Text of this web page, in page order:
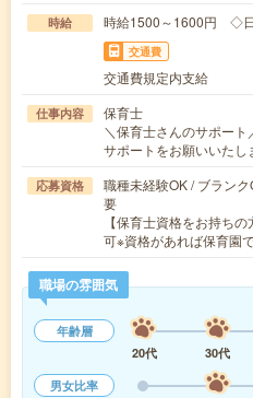
時給 時給1500～1600円 ◇
交通費
交通費規定内支給
仕事内容
保育士
＼保育士さんのサポー
サポートをお願いいた
応募資格
職種未経験OK / ブラン
要
【保育士資格をお持ち
可※資格があれば保育園
職場の雰囲気
年齢層
20代
30代
男女比率